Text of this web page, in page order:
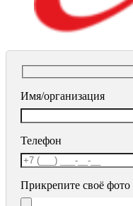
Имя/организация
Телефон
Прикрепите своё фото